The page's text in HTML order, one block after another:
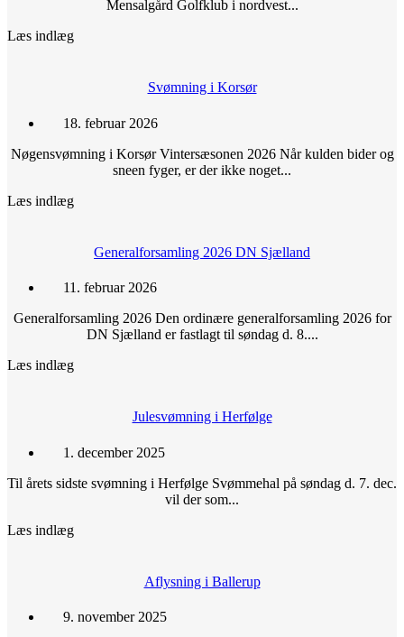
Mensalgård Golfklub i nordvest...
Læs indlæg
Svømning i Korsør
18. februar 2026
Nøgensvømning i Korsør Vintersæsonen 2026 Når kulden bider og
sneen fyger, er der ikke noget...
Læs indlæg
Generalforsamling 2026 DN Sjælland
11. februar 2026
Generalforsamling 2026 Den ordinære generalforsamling 2026 for
DN Sjælland er fastlagt til søndag d. 8....
Læs indlæg
Julesvømning i Herfølge
1. december 2025
Til årets sidste svømning i Herfølge Svømmehal på søndag d. 7. dec.
vil der som...
Læs indlæg
Aflysning i Ballerup
9. november 2025